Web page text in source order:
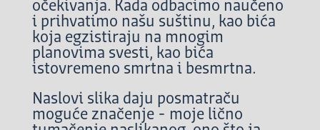
očekivanja. Kada odbacimo naučeno
i prihvatimo našu suštinu, kao bića
koja egzistiraju na mnogim
planovima svesti, kao bića
istovremeno smrtna i besmrtna.
Naslovi slika daju posmatraču
moguće značenje - moje lično